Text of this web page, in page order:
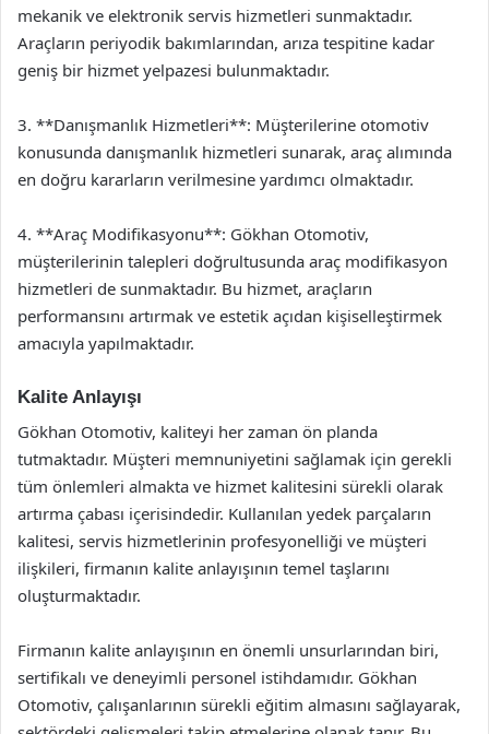
mekanik ve elektronik servis hizmetleri sunmaktadır.
Araçların periyodik bakımlarından, arıza tespitine kadar
geniş bir hizmet yelpazesi bulunmaktadır.
3. **Danışmanlık Hizmetleri**: Müşterilerine otomotiv
konusunda danışmanlık hizmetleri sunarak, araç alımında
en doğru kararların verilmesine yardımcı olmaktadır.
4. **Araç Modifikasyonu**: Gökhan Otomotiv,
müşterilerinin talepleri doğrultusunda araç modifikasyon
hizmetleri de sunmaktadır. Bu hizmet, araçların
performansını artırmak ve estetik açıdan kişiselleştirmek
amacıyla yapılmaktadır.
Kalite Anlayışı
Gökhan Otomotiv, kaliteyi her zaman ön planda
tutmaktadır. Müşteri memnuniyetini sağlamak için gerekli
tüm önlemleri almakta ve hizmet kalitesini sürekli olarak
artırma çabası içerisindedir. Kullanılan yedek parçaların
kalitesi, servis hizmetlerinin profesyonelliği ve müşteri
ilişkileri, firmanın kalite anlayışının temel taşlarını
oluşturmaktadır.
Firmanın kalite anlayışının en önemli unsurlarından biri,
sertifikalı ve deneyimli personel istihdamıdır. Gökhan
Otomotiv, çalışanlarının sürekli eğitim almasını sağlayarak,